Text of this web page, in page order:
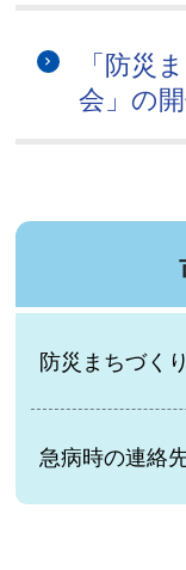
「防災
会」の
防災まちづく
急病時の連絡